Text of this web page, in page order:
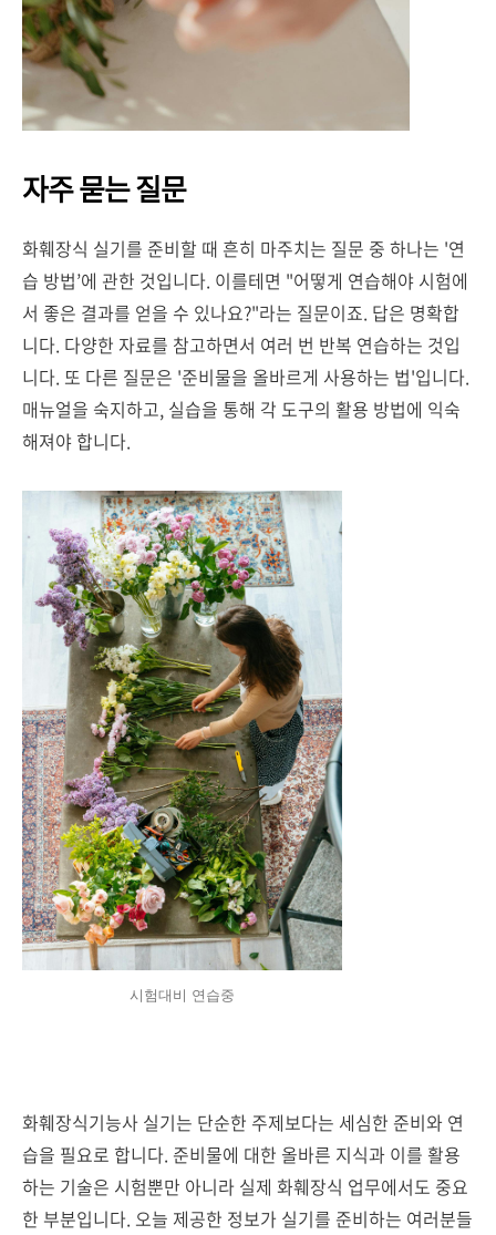
자주 묻는 질문
화훼장식 실기를 준비할 때 흔히 마주치는 질문 중 하나는 '연
습 방법’에 관한 것입니다. 이를테면 "어떻게 연습해야 시험에
서 좋은 결과를 얻을 수 있나요?"라는 질문이죠. 답은 명확합
니다. 다양한 자료를 참고하면서 여러 번 반복 연습하는 것입
니다. 또 다른 질문은 '준비물을 올바르게 사용하는 법'입니다.
매뉴얼을 숙지하고, 실습을 통해 각 도구의 활용 방법에 익숙
해져야 합니다.
시험대비 연습중
화훼장식기능사 실기는 단순한 주제보다는 세심한 준비와 연
습을 필요로 합니다. 준비물에 대한 올바른 지식과 이를 활용
하는 기술은 시험뿐만 아니라 실제 화훼장식 업무에서도 중요
한 부분입니다. 오늘 제공한 정보가 실기를 준비하는 여러분들